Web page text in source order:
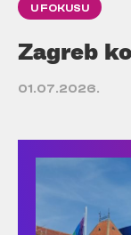
U FOKUSU
Zagreb
01.07.2026.